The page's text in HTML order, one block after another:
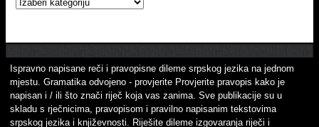
Ispravno napisane reči i pravopisne dileme srpskog jezika na jednom
mjestu. Gramatika odvojeno - provjerite Provjerite pravopis kako je
napisan i / ili što znači riječ koja vas zanima. Sve publikacije su u
skladu s rječnicima, pravopisom i pravilno napisanim tekstovima
srpskog jezika i književnosti. Riješite dileme izgovaranja riječi i